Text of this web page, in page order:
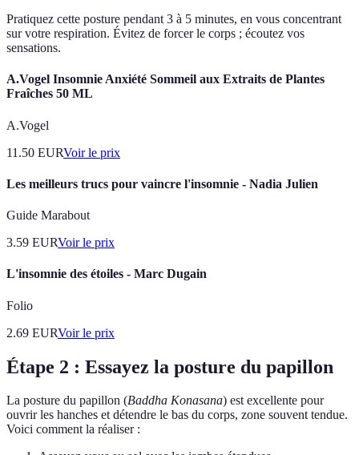
Pratiquez cette posture pendant 3 à 5 minutes, en vous concentrant
sur votre respiration. Évitez de forcer le corps ; écoutez vos
sensations.
A.Vogel Insomnie Anxiété Sommeil aux Extraits de Plantes
Fraîches 50 ML
A.Vogel
11.50 EURVoir le prix
Les meilleurs trucs pour vaincre l'insomnie - Nadia Julien
Guide Marabout
3.59 EURVoir le prix
L'insomnie des étoiles - Marc Dugain
Folio
2.69 EURVoir le prix
Étape 2 : Essayez la posture du papillon
La posture du papillon (Baddha Konasana) est excellente pour
ouvrir les hanches et détendre le bas du corps, zone souvent tendue.
Voici comment la réaliser :